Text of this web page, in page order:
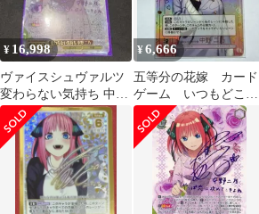
¥ 16,998
ヴァイスシュヴァルツ
変わらない気持ち 中野
二乃 SSP サイン
¥6,666
五等分の花嫁 カード
ゲーム いつもどこで
も 君というかがやき
中野二乃 SSP